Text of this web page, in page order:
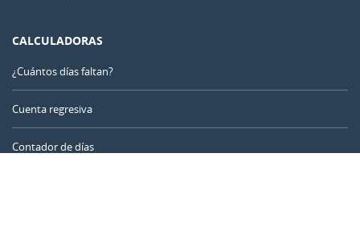
CALCULADORAS
¿Cuántos días faltan?
Cuenta regresiva
Contador de días